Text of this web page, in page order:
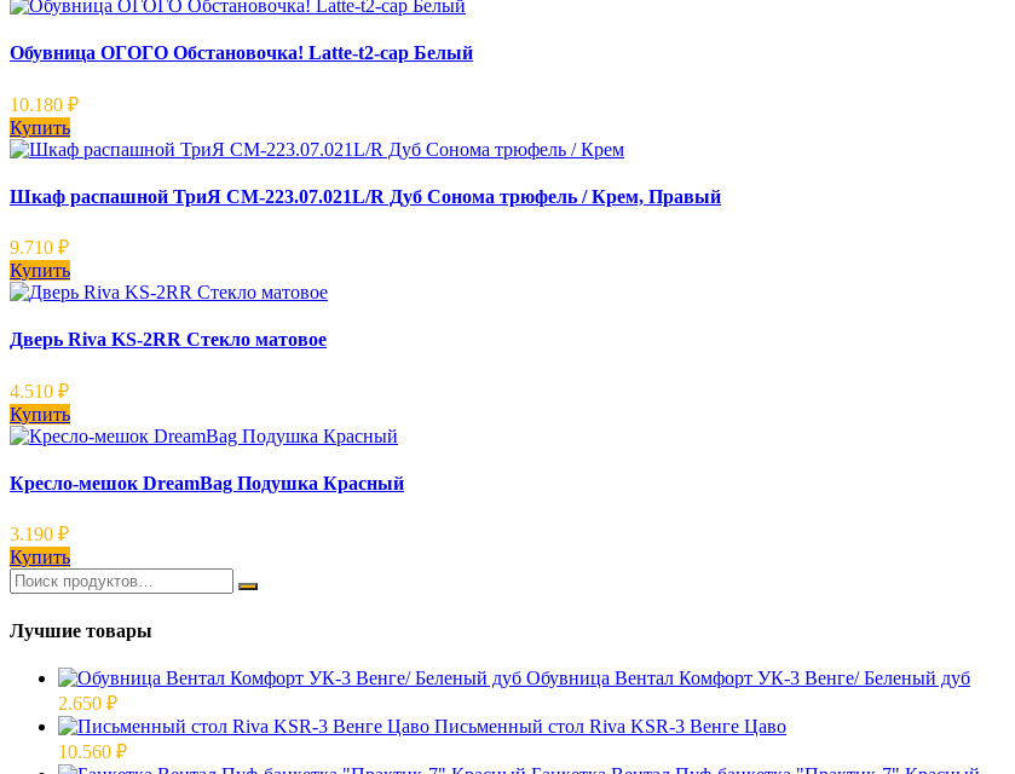
Обувница ОГОГО Обстановочка! Latte-t2-cap Белый
10.180 ₽
Купить
Шкаф распашной ТриЯ СМ-223.07.021L/R Дуб Сонома трюфель / Крем, Правый
9.710 ₽
Купить
Дверь Riva KS-2RR Стекло матовое
4.510 ₽
Купить
Кресло-мешок DreamBag Подушка Красный
3.190 ₽
Купить
Лучшие товары
Обувница Вентал Комфорт УК-3 Венге/ Беленый дуб
2.650 ₽
Письменный стол Riva KSR-3 Венге Цаво
10.560 ₽